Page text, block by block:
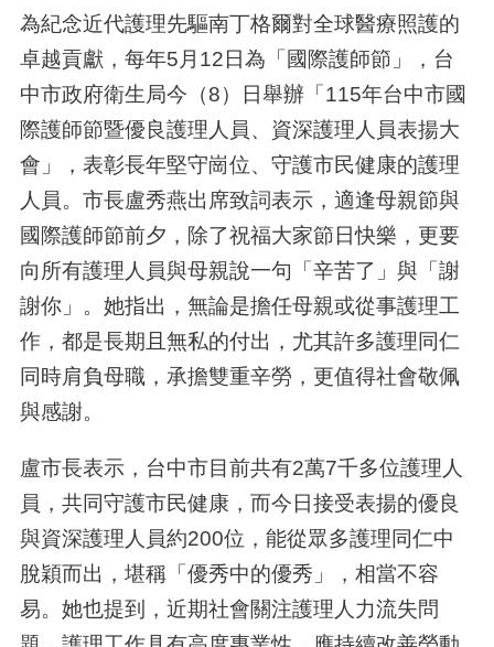
為紀念近代護理先驅南丁格爾對全球醫療照護的
卓越貢獻，每年5月12日為「國際護師節」，台
中市政府衛生局今（8）日舉辦「115年台中市國
際護師節暨優良護理人員、資深護理人員表揚大
會」，表彰長年堅守崗位、守護市民健康的護理
人員。市長盧秀燕出席致詞表示，適逢母親節與
國際護師節前夕，除了祝福大家節日快樂，更要
向所有護理人員與母親說一句「辛苦了」與「謝
謝你」。她指出，無論是擔任母親或從事護理工
作，都是長期且無私的付出，尤其許多護理同仁
同時肩負母職，承擔雙重辛勞，更值得社會敬佩
與感謝。
盧市長表示，台中市目前共有2萬7千多位護理人
員，共同守護市民健康，而今日接受表揚的優良
與資深護理人員約200位，能從眾多護理同仁中
脫穎而出，堪稱「優秀中的優秀」，相當不容
易。她也提到，近期社會關注護理人力流失問